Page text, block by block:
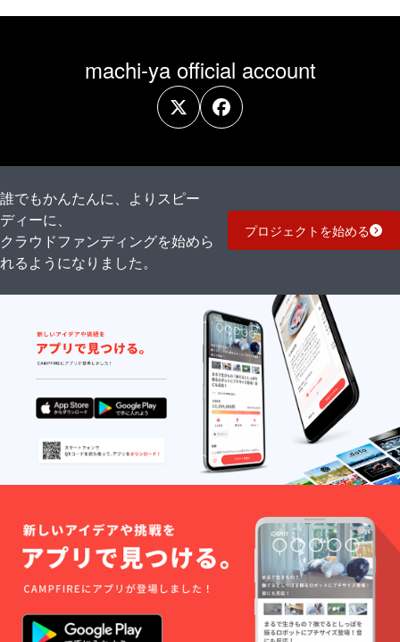
machi-ya official account
誰でもかんたんに、よりスピー
ディーに、
クラウドファンディングを始めら
れるようになりました。
プロジェクトを始める